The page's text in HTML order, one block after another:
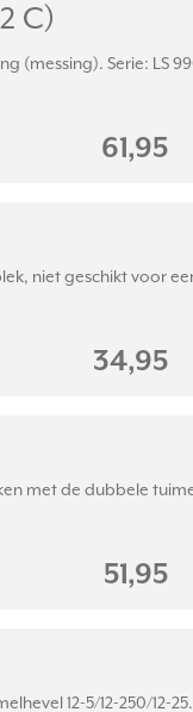
C)
(messing). Serie: LS
61,95
niet geschikt voor
34,95
met de dubbele
51,95
12-5/12-250/12-